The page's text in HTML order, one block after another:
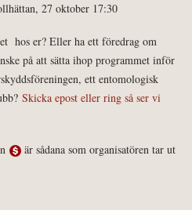
27 oktober 17:30
hos er? Eller ha ett föredrag om
på att sätta ihop programmet inför
ett entomologisk
Skicka epost eller ring så ser vi
är sådana som organisatören tar ut